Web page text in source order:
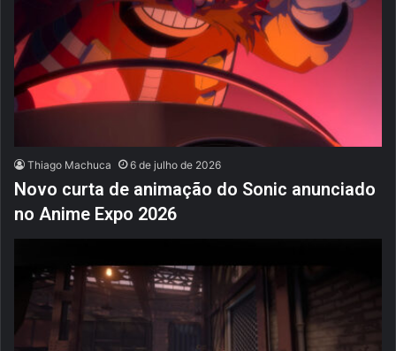
Thiago Machuca 6 de julho de 2026
Novo curta de animação do Sonic anunciado
no Anime Expo 2026